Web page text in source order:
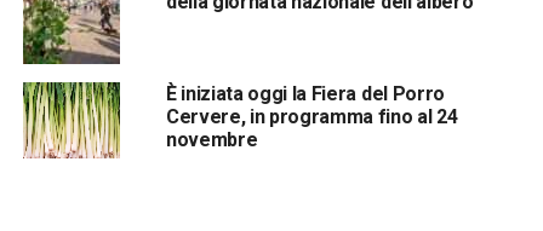
È iniziata oggi la Fiera del Porro
Cervere, in programma fino al 24
novembre